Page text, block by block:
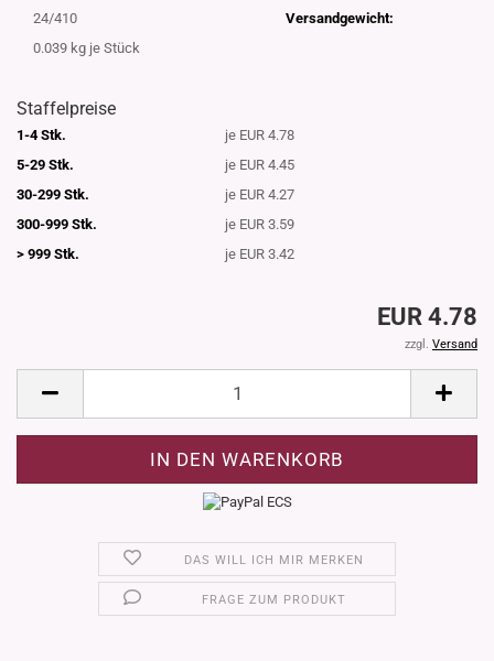
24/410
Versandgewicht:
0.039 kg je Stück
Staffelpreise
1-4 Stk.
je EUR 4.78
5-29 Stk.
je EUR 4.45
30-299 Stk.
je EUR 4.27
300-999 Stk.
je EUR 3.59
> 999 Stk.
je EUR 3.42
EUR 4.78
zzgl. Versand
DAS WILL ICH MIR MERKEN
FRAGE ZUM PRODUKT